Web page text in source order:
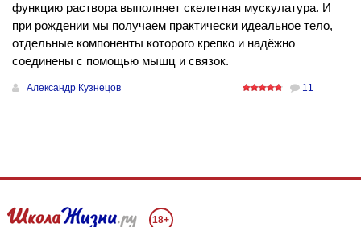
функцию раствора выполняет скелетная мускулатура. И
при рождении мы получаем практически идеальное тело,
отдельные компоненты которого крепко и надёжно
соединены с помощью мышц и связок.
Александр Кузнецов 11
18+